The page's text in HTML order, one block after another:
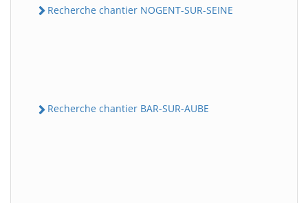
Recherche chantier NOGENT-SUR-SEINE
Recherche chantier BAR-SUR-AUBE